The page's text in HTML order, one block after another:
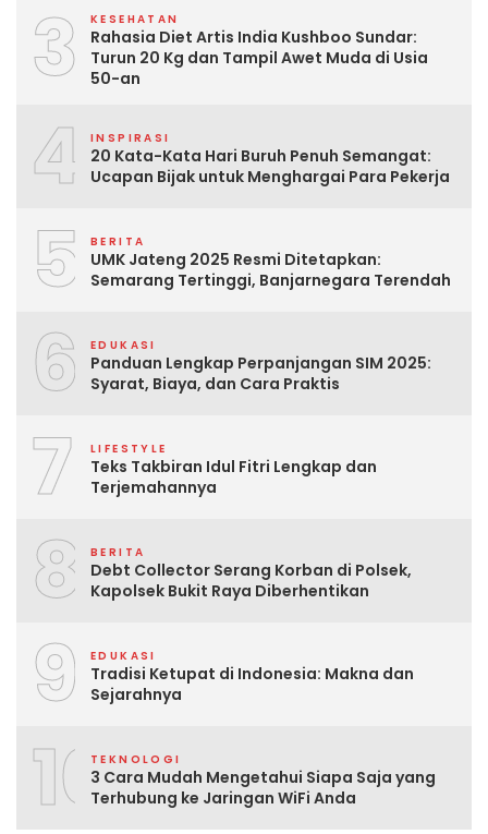
3 KESEHATAN
Rahasia Diet Artis India Kushboo Sundar:
Turun 20 Kg dan Tampil Awet Muda di Usia
50-an
4 INSPIRASI
20 Kata-Kata Hari Buruh Penuh Semangat:
Ucapan Bijak untuk Menghargai Para Pekerja
5 BERITA
UMK Jateng 2025 Resmi Ditetapkan:
Semarang Tertinggi, Banjarnegara Terendah
6 EDUKASI
Panduan Lengkap Perpanjangan SIM 2025:
Syarat, Biaya, dan Cara Praktis
7 LIFESTYLE
Teks Takbiran Idul Fitri Lengkap dan
Terjemahannya
8 BERITA
Debt Collector Serang Korban di Polsek,
Kapolsek Bukit Raya Diberhentikan
9 EDUKASI
Tradisi Ketupat di Indonesia: Makna dan
Sejarahnya
10TEKNOLOGI
3 Cara Mudah Mengetahui Siapa Saja yang
Terhubung ke Jaringan WiFi Anda